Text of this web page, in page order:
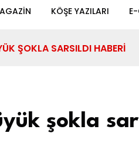
KÖŞE YAZILARI
ŞOKLA SARSILDI HABERI
şokla